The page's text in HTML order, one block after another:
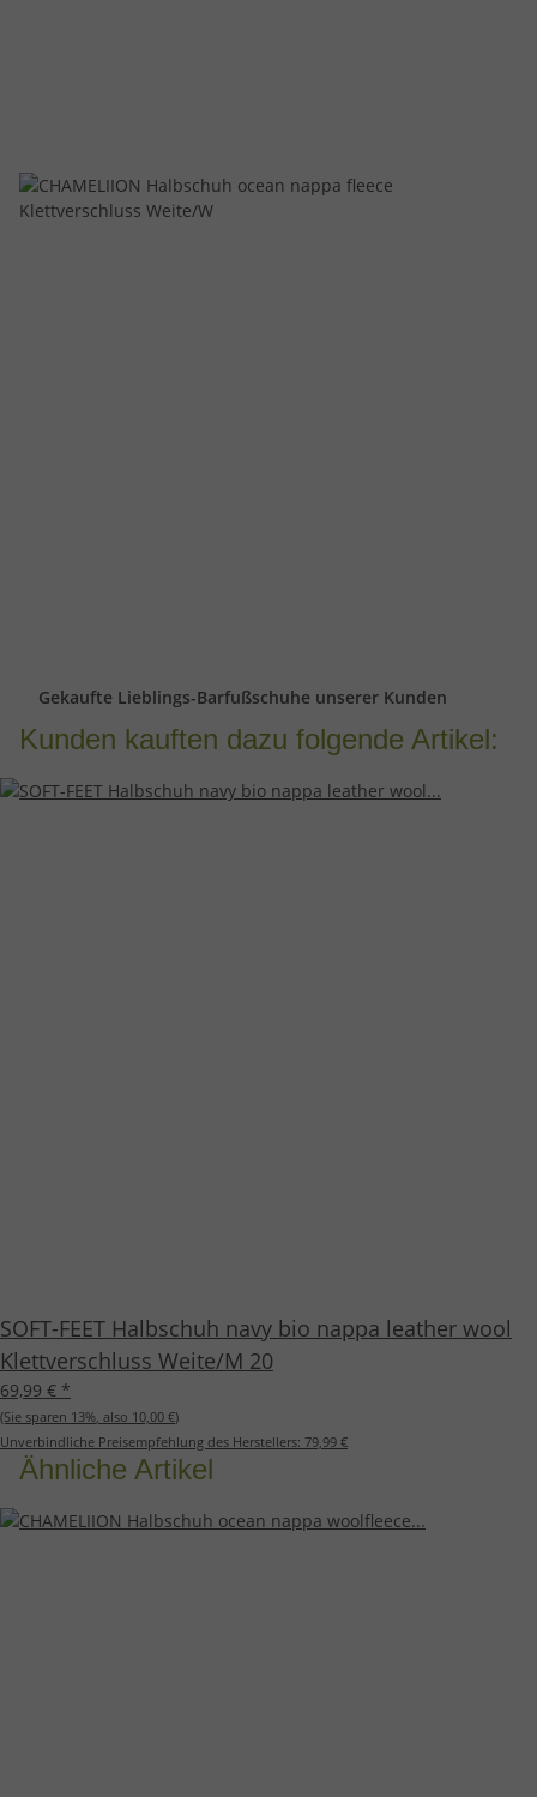
Gekaufte Lieblings-Barfußschuhe unserer Kunden
Kunden kauften dazu folgende Artikel:
SOFT-FEET Halbschuh navy bio nappa leather wool
Klettverschluss Weite/M 20
69,99 € *
(Sie sparen 13%, also 10,00 €)
Unverbindliche Preisempfehlung des Herstellers: 79,99 €
Ähnliche Artikel